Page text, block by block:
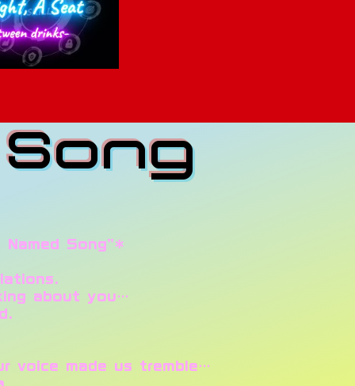
Named Song”*
about you…
made us tremble…